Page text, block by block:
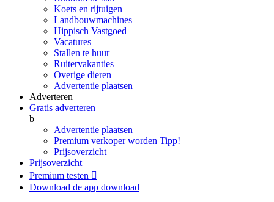
Koets en rijtuigen
Landbouwmachines
Hippisch Vastgoed
Vacatures
Stallen te huur
Ruitervakanties
Overige dieren
Advertentie plaatsen
Adverteren
Gratis adverteren
b
Advertentie plaatsen
Premium verkoper worden Tipp!
Prijsoverzicht
Prijsoverzicht
Premium testen 
Download de app download